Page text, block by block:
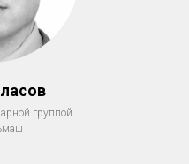
группой